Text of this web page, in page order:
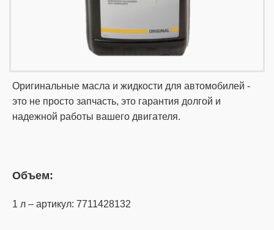
Оригинальные масла и жидкости для автомобилей -
это не просто запчасть, это гарантия долгой и
надежной работы вашего двигателя.
Объем:
1 л – артикул: 7711428132